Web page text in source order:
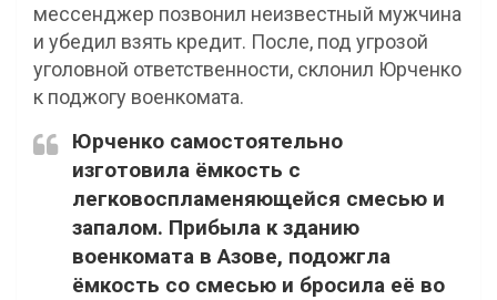
мессенджер позвонил неизвестный мужчина
и убедил взять кредит. После, под угрозой
уголовной ответственности, склонил Юрченко
к поджогу военкомата.
Юрченко самостоятельно
изготовила ёмкость с
легковоспламеняющейся смесью и
запалом. Прибыла к зданию
военкомата в Азове, подожгла
ёмкость со смесью и бросила её во